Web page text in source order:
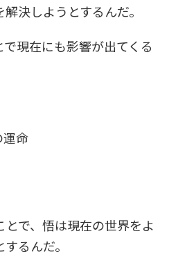
決しようとするんだ。
現在にも影響が出てくる
命
で、悟は現在の世界をよ
るんだ。